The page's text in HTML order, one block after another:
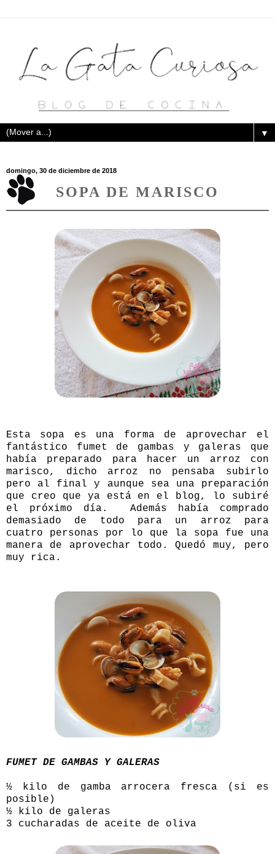
▼
domingo, 30 de diciembre de 2018
SOPA DE MARISCO
Esta sopa es una forma de aprovechar el
fantástico fumet de gambas y galeras que
había preparado para hacer un arroz con
marisco, dicho arroz no pensaba subirlo
pero al final y aunque sea una preparación
que creo que ya está en el blog, lo subiré
el próximo día. Además había comprado
demasiado de todo para un arroz para
cuatro personas por lo que la sopa fue una
manera de aprovechar todo. Quedó muy, pero
muy rica.
FUMET DE GAMBAS Y GALERAS
½ kilo de gamba arrocera fresca (si es
posible)
½ kilo de galeras
3 cucharadas de aceite de oliva